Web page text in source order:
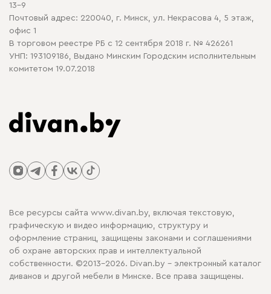
13-9
Почтовый адрес: 220040, г. Минск, ул. Некрасова 4, 5 этаж,
офис 1
В торговом реестре РБ с 12 сентября 2018 г. № 426261
УНП: 193109186, Выдано Минским Городским исполнительным
комитетом 19.07.2018
Все ресурсы сайта www.divan.by, включая текстовую,
графическую и видео информацию, структуру и
оформление страниц, защищены законами и соглашениями
об охране авторских прав и интеллектуальной
собственности. ©2013-2026. Divan.by - электронный каталог
диванов и другой мебели в Минске. Все права защищены.